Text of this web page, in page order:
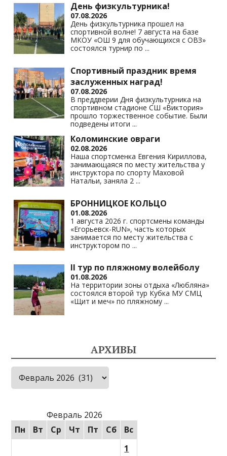
День физкультурника!
07.08.2026
День физкультурника прошел на
спортивной волне! 7 августа на базе
МКОУ «ОШ 9 для обучающихся с ОВЗ»
состоялся турнир по ...
Спортивный праздник время
заслуженных наград!
07.08.2026
В преддверии Дня физкультурника на
спортивном стадионе СШ «Виктория»
прошло торжественное событие. Были
подведены итоги ...
Коломинские овраги
02.08.2026
Наша спортсменка Евгения Кириллова,
занимающаяся по месту жительства у
инструктора по спорту Маховой
Натальи, заняла 2 ...
БРОННИЦКОЕ КОЛЬЦО
01.08.2026
1 августа 2026 г. спортсмены команды
«Егорьевск-RUN», часть которых
занимается по месту жительства с
инструктором по ...
II тур по пляжному волейболу
01.08.2026
На территории зоны отдыха «Любляна»
состоялся второй тур Кубка МУ СМЦ
«Щит и меч» по пляжному ...
АРХИВЫ
Архивы
Февраль 2026
Пн
Вт Ср Чт Пт Сб
Вс
1